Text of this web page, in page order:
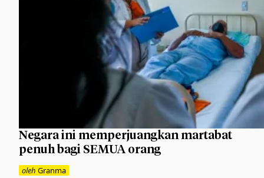
Negara ini memperjuangkan martabat
penuh bagi SEMUA orang
oleh Granma